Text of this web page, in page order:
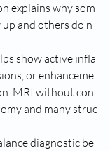
explains why som
and others do n
show active infla
or enhanceme
MRI without con
and many struc
diagnostic be